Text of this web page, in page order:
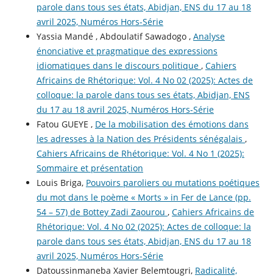
parole dans tous ses états, Abidjan, ENS du 17 au 18
avril 2025, Numéros Hors-Série
Yassia Mandé , Abdoulatif Sawadogo , Analyse
énonciative et pragmatique des expressions
idiomatiques dans le discours politique , Cahiers
Africains de Rhétorique: Vol. 4 No 02 (2025): Actes de
colloque: la parole dans tous ses états, Abidjan, ENS
du 17 au 18 avril 2025, Numéros Hors-Série
Fatou GUEYE , De la mobilisation des émotions dans
les adresses à la Nation des Présidents sénégalais ,
Cahiers Africains de Rhétorique: Vol. 4 No 1 (2025):
Sommaire et présentation
Louis Briga, Pouvoirs paroliers ou mutations poétiques
du mot dans le poème « Morts » in Fer de Lance (pp.
54 – 57) de Bottey Zadi Zaourou , Cahiers Africains de
Rhétorique: Vol. 4 No 02 (2025): Actes de colloque: la
parole dans tous ses états, Abidjan, ENS du 17 au 18
avril 2025, Numéros Hors-Série
Datoussinmaneba Xavier Belemtougri, Radicalité,